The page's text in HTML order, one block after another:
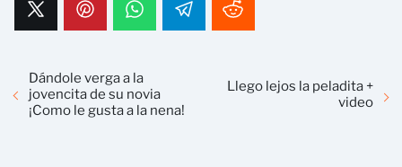
Dándole verga a la
jovencita de su novia
¡Como le gusta a la nena!
Llego lejos la peladita +
video